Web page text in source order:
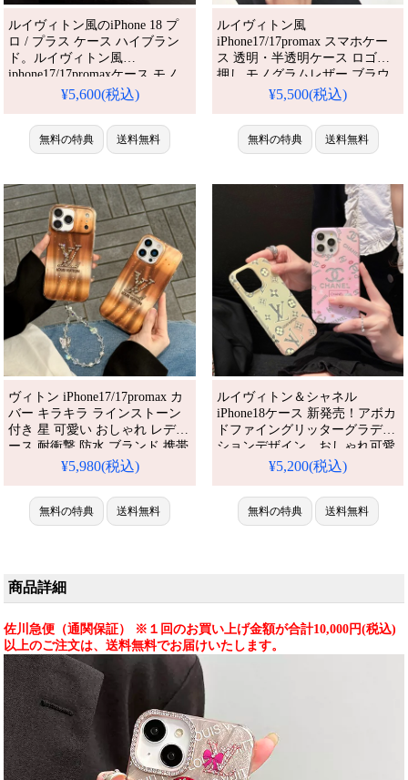
ルイヴィトン風のiPhone 18 プ
ロ / プラス ケース ハイブラン
ド。ルイヴィトン風
iphone17/17promaxケース モノ
グラム レザー iPhone16/16proバ
キ レンズ保護 耐衝撃 LV メタ
ルロゴ アイフォン15Pro/14Plus
ケース カード収納 男女兼用 ソ
する人気アイテム。防水・多機
能でかわいい。おしゃれ
¥5,600(税込)
無料の特典 送料無料
ルイヴィトン風
iPhone17/17promax スマホケー
ス 透明・半透明ケース ロゴ型
押し モノグラムレザー ブラウ
ン カップルお揃い 耐衝撃 防水
iPhone16/16pro携帯ケース カメ
ラレンズ保護 ブランドiPhoneケ
ース 人気 おすすめ iPhone 17 プ
¥5,500(税込)
無料の特典 送料無料
ヴィトン iPhone17/17promax カ
バー キラキラ ラインストーン
付き 星 可愛い おしゃれ レディ
ース 耐衝撃 防水 ブランド 携帯
ケース iPhone16/16proスマホケ
ス 人気 おすすめ iPhone 17 プロ
/ プラス ケース
¥5,980(税込)
無料の特典 送料無料
ルイヴィトン＆シャネル
iPhone18ケース 新発売！アボカ
ドファイングリッターグラデー
ションデザイン、おしゃれ可愛
い仕様。芸能人も愛用する人気
能仕様。かわいいグリッターグ
ラデーションが流行り、格安で
手に入り、
¥5,200(税込)
無料の特典 送料無料
商品詳細
佐川急便（通関保証） ※１回のお買い上げ金額が合計10,000円(税込)
以上のご注文は、送料無料でお届けいたします。